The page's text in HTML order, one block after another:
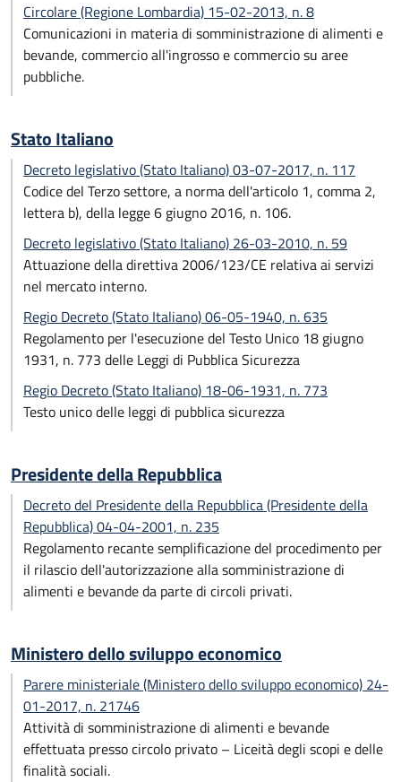
Circolare (Regione Lombardia) 15-02-2013, n. 8
Comunicazioni in materia di somministrazione di alimenti e
bevande, commercio all'ingrosso e commercio su aree
pubbliche.
Stato Italiano
Decreto legislativo (Stato Italiano) 03-07-2017, n. 117
Codice del Terzo settore, a norma dell'articolo 1, comma 2,
lettera b), della legge 6 giugno 2016, n. 106.
Decreto legislativo (Stato Italiano) 26-03-2010, n. 59
Attuazione della direttiva 2006/123/CE relativa ai servizi
nel mercato interno.
Regio Decreto (Stato Italiano) 06-05-1940, n. 635
Regolamento per l'esecuzione del Testo Unico 18 giugno
1931, n. 773 delle Leggi di Pubblica Sicurezza
Regio Decreto (Stato Italiano) 18-06-1931, n. 773
Testo unico delle leggi di pubblica sicurezza
Presidente della Repubblica
Decreto del Presidente della Repubblica (Presidente della
Repubblica) 04-04-2001, n. 235
Regolamento recante semplificazione del procedimento per
il rilascio dell'autorizzazione alla somministrazione di
alimenti e bevande da parte di circoli privati.
Ministero dello sviluppo economico
Parere ministeriale (Ministero dello sviluppo economico) 24-
01-2017, n. 21746
Attività di somministrazione di alimenti e bevande
effettuata presso circolo privato – Liceità degli scopi e delle
finalità sociali.